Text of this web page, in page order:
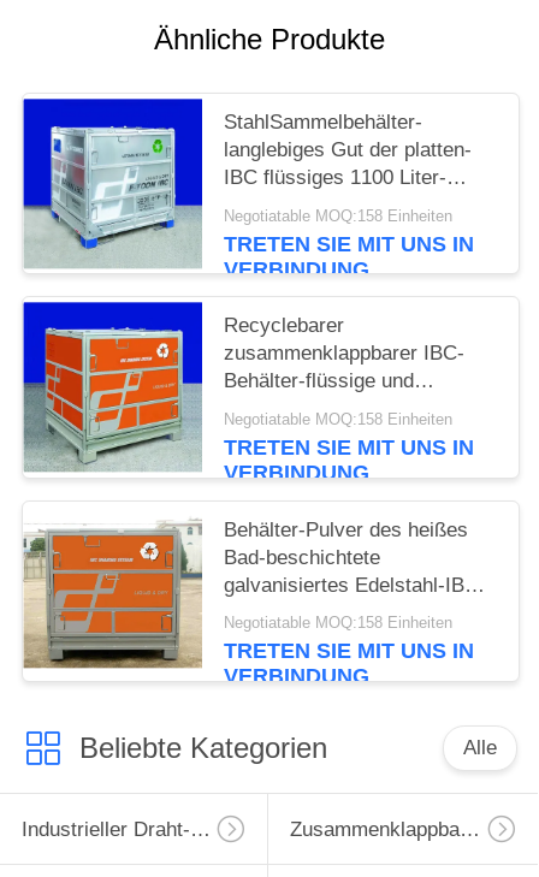
Ähnliche Produkte
StahlSammelbehälter-
langlebiges Gut der platten-
IBC flüssiges 1100 Liter-
große Kapazität
Negotiatable MOQ:158 Einheiten
TRETEN SIE MIT UNS IN
VERBINDUNG
Recyclebarer
zusammenklappbarer IBC-
Behälter-flüssige und
Massenmaterial-
Transportieren
Negotiatable MOQ:158 Einheiten
TRETEN SIE MIT UNS IN
VERBINDUNG
Behälter-Pulver des heißes
Bad-beschichtete
galvanisiertes Edelstahl-IBC
Totalisator des Metallibc
Negotiatable MOQ:158 Einheiten
TRETEN SIE MIT UNS IN
VERBINDUNG
Beliebte Kategorien Alle
Industrieller Draht-Behälter Zusammenklappbarer Drahtbehälter